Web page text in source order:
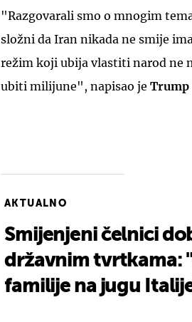
"Razgovarali smo o mnogim
složni da Iran nikada ne smije
režim koji ubija vlastiti narod ne
ubiti milijune", napisao je Trump
AKTUALNO
Smijenjeni čelnici
državnim tvrtkama:
familije na jugu